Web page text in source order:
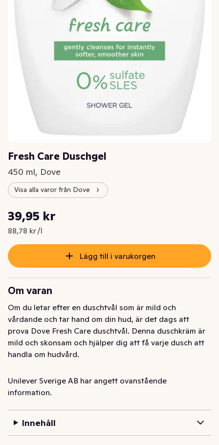
Fresh Care Duschgel
450 ml, Dove
Visa alla varor från Dove
Nuvarande pris är: 39,95 kr
39,95 kr
88,78 kr /l
Styckpris: 88,78 kr /l
Lägg till i varukorgen
Om varan
Om du letar efter en duschtvål som är mild och
vårdande och tar hand om din hud, är det dags att
prova Dove Fresh Care duschtvål. Denna duschkräm är
mild och skonsam och hjälper dig att få varje dusch att
handla om hudvård.
Dove Fresh Care är speciellt framtagen för att vara mild
och skonsam mot huden. Den innehåller 100%
rengör och vårdar huden så att den blir mjukare och
lenare efter bara en dusch. Dove Fresh Care tar inte
bort hudens naturliga fukt, så att huden förblir
Unilever Sverige AB har angett ovanstående
information.
Innehåll